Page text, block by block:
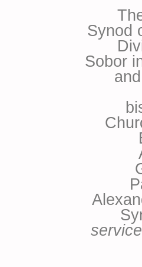
Synod
Sobor